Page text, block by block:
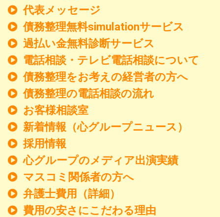
代表メッセージ
債務整理無料simulationサービス
過払い金無料診断サービス
電話相談・テレビ電話相談について
債務整理をお考えの経営者の方へ
債務整理の電話相談の流れ
お客様相談室
新着情報 （心グループニュース）
採用情報
心グループのメディア出演実績
マスコミ関係者の方へ
弁護士費用（詳細）
費用の安さにこだわる理由